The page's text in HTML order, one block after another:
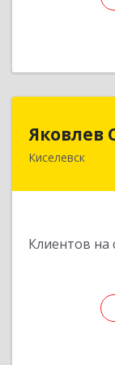
Яковлев
Киселевск
Клиентов
650002,